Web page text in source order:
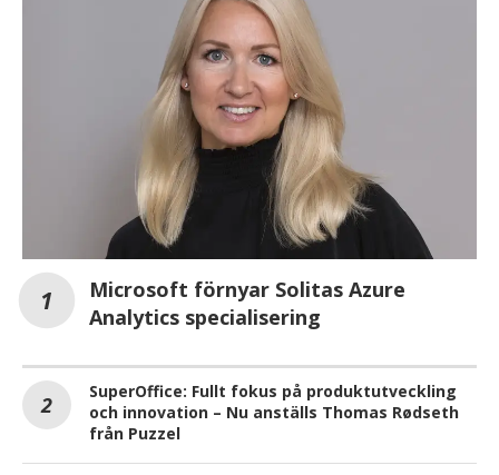
Microsoft förnyar Solitas Azure
Analytics specialisering
SuperOffice: Fullt fokus på produktutveckling
och innovation – Nu anställs Thomas Rødseth
från Puzzel